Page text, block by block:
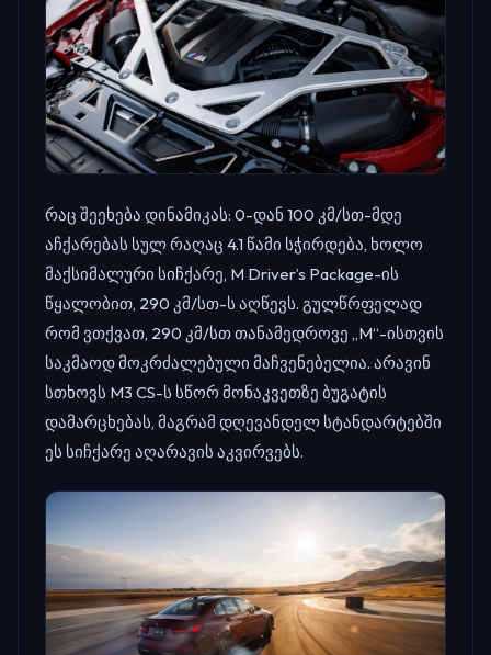
რაც შეეხება დინამიკას: 0-დან 100 კმ/სთ-მდე
აჩქარებას სულ რაღაც 4.1 წამი სჭირდება, ხოლო
მაქსიმალური სიჩქარე, M Driver’s Package-ის
წყალობით, 290 კმ/სთ-ს აღწევს. გულწრფელად
რომ ვთქვათ, 290 კმ/სთ თანამედროვე „M“-ისთვის
საკმაოდ მოკრძალებული მაჩვენებელია. არავინ
სთხოვს M3 CS-ს სწორ მონაკვეთზე ბუგატის
დამარცხებას, მაგრამ დღევანდელ სტანდარტებში
ეს სიჩქარე აღარავის აკვირვებს.